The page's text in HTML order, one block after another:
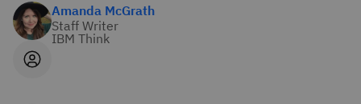
Amanda McGrath
Staff Writer
IBM Think